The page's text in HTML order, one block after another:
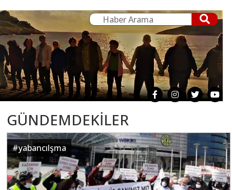
GÜNDEMDEKİLER
#yabancılşma